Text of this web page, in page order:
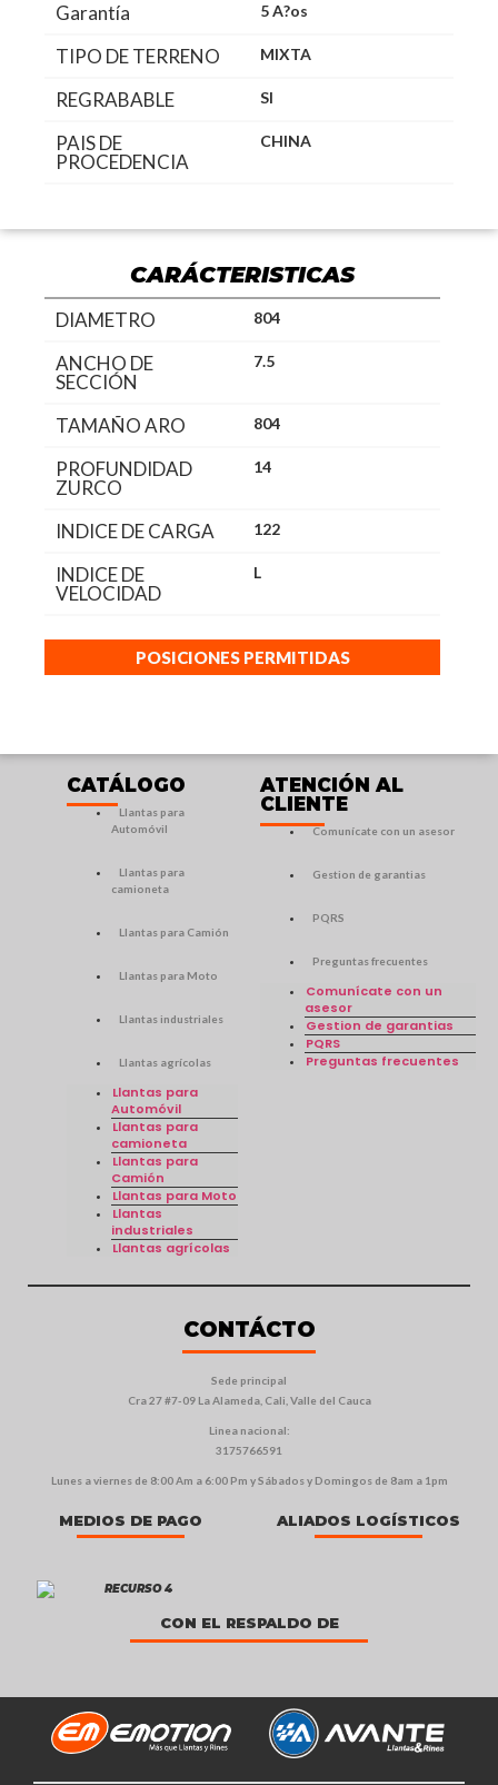
Garantía 5 A?os
TIPO DE TERRENO MIXTA
REGRABABLE SI
PAIS DE
PROCEDENCIA
CHINA
CARÁCTERISTICAS
DIAMETRO 804
ANCHO DE
SECCIÓN
7.5
TAMAÑO ARO 804
PROFUNDIDAD
ZURCO
14
INDICE DE CARGA 122
INDICE DE
VELOCIDAD
L
POSICIONES PERMITIDAS
CATÁLOGO
Llantas para
Automóvil
Llantas para
camioneta
Llantas para Camión
Llantas para Moto
Llantas industriales
Llantas agrícolas
Llantas para
Automóvil
Llantas para
camioneta
Llantas para
Camión
Llantas para Moto
Llantas
industriales
Llantas agrícolas
ATENCIÓN AL
CLIENTE
Comunícate con un asesor
Gestion de garantias
PQRS
Preguntas frecuentes
Comunícate con un
asesor
Gestion de garantias
PQRS
Preguntas frecuentes
CONTÁCTO
Sede principal
Cra 27 #7-09 La Alameda, Cali, Valle del Cauca
Linea nacional:
3175766591
Lunes a viernes de 8:00 Am a 6:00 Pm y Sábados y Domingos de 8am a 1pm
MEDIOS DE PAGO ALIADOS LOGÍSTICOS
CON EL RESPALDO DE